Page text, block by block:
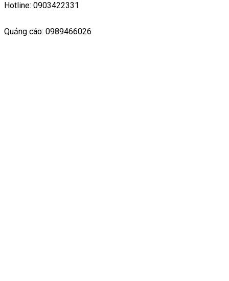
Hotline: 0903422331
Quảng cáo: 0989466026